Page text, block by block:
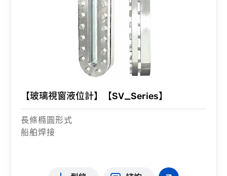
【玻璃視窗液位計】【SV_Series】
長條橢圓形式
船舶焊接